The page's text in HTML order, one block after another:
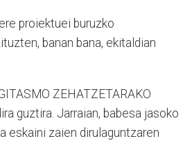
proiektuei buruzko
banan bana, ekitaldian
ZEHATZETARAKO
guztira. Jarraian, babesa jasoko
eskaini zaien dirulaguntzaren